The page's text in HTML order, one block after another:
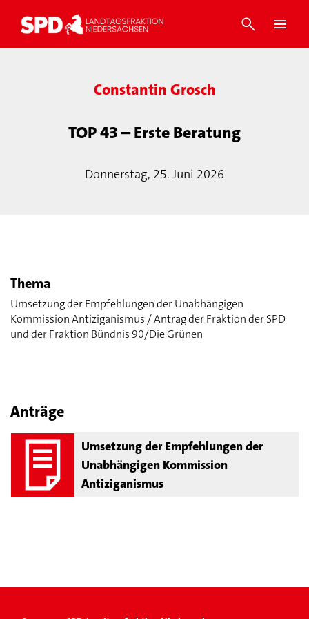
Constantin Grosch
TOP 43 – Erste Beratung
Donnerstag, 25. Juni 2026
Thema
Umsetzung der Empfehlungen der Unabhängigen
Kommission Antiziganismus / Antrag der Fraktion der SPD
und der Fraktion Bündnis 90/Die Grünen
Anträge
Umsetzung der Empfehlungen der
Unabhängigen Kommission
Antiziganismus